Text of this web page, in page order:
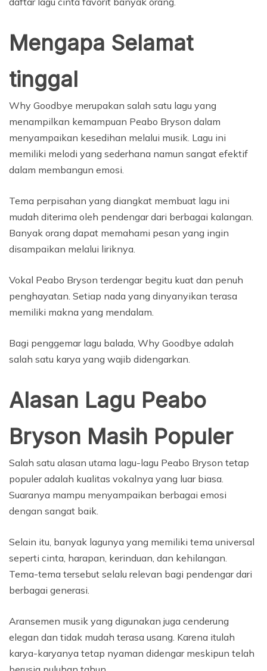
Mengapa Selamat
tinggal
Why Goodbye merupakan salah satu lagu yang
menampilkan kemampuan Peabo Bryson dalam
menyampaikan kesedihan melalui musik. Lagu ini
memiliki melodi yang sederhana namun sangat efektif
dalam membangun emosi.
Tema perpisahan yang diangkat membuat lagu ini
mudah diterima oleh pendengar dari berbagai kalangan.
Banyak orang dapat memahami pesan yang ingin
disampaikan melalui liriknya.
Vokal Peabo Bryson terdengar begitu kuat dan penuh
penghayatan. Setiap nada yang dinyanyikan terasa
memiliki makna yang mendalam.
Bagi penggemar lagu balada, Why Goodbye adalah
salah satu karya yang wajib didengarkan.
Alasan Lagu Peabo
Bryson Masih Populer
Salah satu alasan utama lagu-lagu Peabo Bryson tetap
populer adalah kualitas vokalnya yang luar biasa.
Suaranya mampu menyampaikan berbagai emosi
dengan sangat baik.
Selain itu, banyak lagunya yang memiliki tema universal
seperti cinta, harapan, kerinduan, dan kehilangan.
Tema-tema tersebut selalu relevan bagi pendengar dari
berbagai generasi.
Aransemen musik yang digunakan juga cenderung
elegan dan tidak mudah terasa usang. Karena itulah
karya-karyanya tetap nyaman didengar meskipun telah